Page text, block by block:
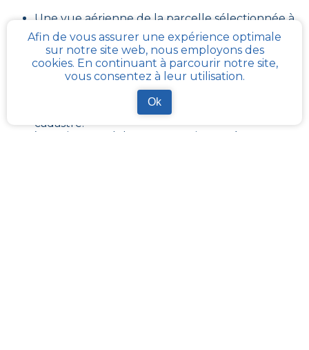
Une vue aérienne de la parcelle sélectionnée à
Merval.
L’adresse connue de la parcelle.
Le numéro unique de la parcelle qui se
compose du numéro Insee deMerval, des
lettres de la section cadastrale et du numéro de
La surface de la parcelle renseignée sur le
cadastre.
’emprise au sol des constructions présentes sur
Afin de vous assurer une expérience optimale
sur notre site web, nous employons des
cookies. En continuant à parcourir notre site,
vous consentez à leur utilisation.
Ok